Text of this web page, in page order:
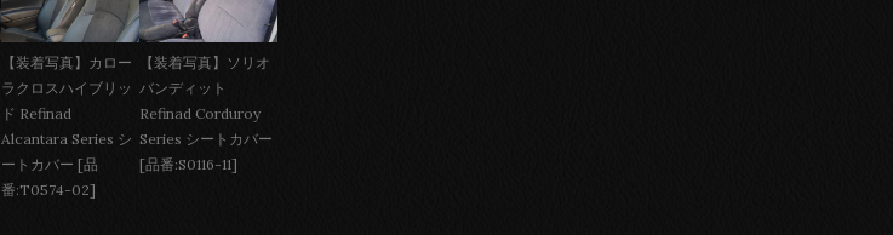
【装着写真】カロー
ラクロスハイブリッ
ド Refinad
Alcantara Series シ
ートカバー [品
番:T0574-02]
【装着写真】ソリオ
バンディット
Refinad Corduroy
Series シートカバー
[品番:S0116-11]